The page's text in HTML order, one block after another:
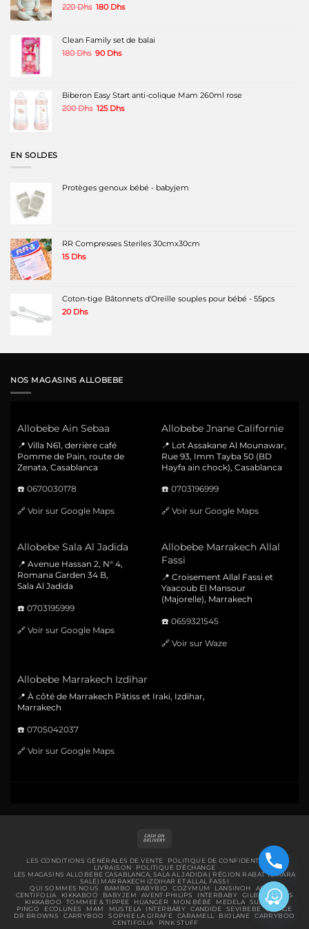
220Dhs Le
était :
220 Dhs.
180 DhsLe
est :
180 Dhs.
Clean Family set de balai
180Dhs Le
180 Dhs.
90 DhsLe
90 Dhs.
Biberon Easy Start anti-colique Mam 260ml rose
200Dhs Le
125 DhsLe
EN SOLDES
Protèges genoux bébé - babyjem
RR Compresses Steriles 30cmx30cm
15 Dhs
Coton-tige Bâtonnets d'Oreille souples pour bébé - 55pcs
20 Dhs
NOS MAGASINS ALLOBEBE
Allobebe Ain Sebaa
📍 Villa N61, derrière café
Pomme de Pain, route de
Zenata, Casablanca
☎️ 0670030178
🔗 Voir sur Google Maps
Allobebe Jnane Californie
📍 Lot Assakane Al Mounawar,
Rue 93, Imm Tayba 50 (BD
Hayfa ain chock), Casablanca
☎️ 0703196999
🔗 Voir sur Google Maps
Allobebe Sala Al Jadida
📍 Avenue Hassan 2, N° 4,
Romana Garden 34 B,
Sala Al Jadida
☎️ 0703195999
🔗 Voir sur Google Maps
Allobebe Marrakech Allal
Fassi
📍 Croisement Allal Fassi et
Yaacoub El Mansour
(Majorelle), Marrakech
☎️ 0659321545
🔗 Voir sur Waze
Allobebe Marrakech Izdihar
📍 À côté de Marrakech Pâtiss et Iraki, Izdihar,
Marrakech
☎️ 0705042037
🔗 Voir sur Google Maps
Delivery
LES CONDITIONS GÉNÉRALES DE VENTE
POLITIQUE DE CONFIDENTIALITÉ
LIVRAISON
POLITIQUE D’ÉCHANGE
LES MAGASINS ALLOBEBE CASABLANCA, SALA AL JADIDA ( RÉGION RABAT TEMARA
SALÉ) MARRAKECH IZDIHAR ET ALLAL FASSI
QUI SOMMES NOUS
BAMBO BABYBIO COZYMUM LANSINOH
ABENA
CENTIFOLIA
KIKKABOO BABYJEM AVENT-PHILIPS INTERBABY GILBERT
BIBS
KIKKABOO
TOMMEE & TIPPEE HUANGER MON BÉBÉ MEDELA
SUAVINEX
PINGO
ECOLUNES MAM MUSTELA INTERBABY CANDIDE SEVIBEBE
URIAGE
DR BROWNS
CARRYBOO SOPHIE LA GIRAFE CARAMELL BIOLANE
CARRYBOO
CENTIFOLIA
PINK STUFF